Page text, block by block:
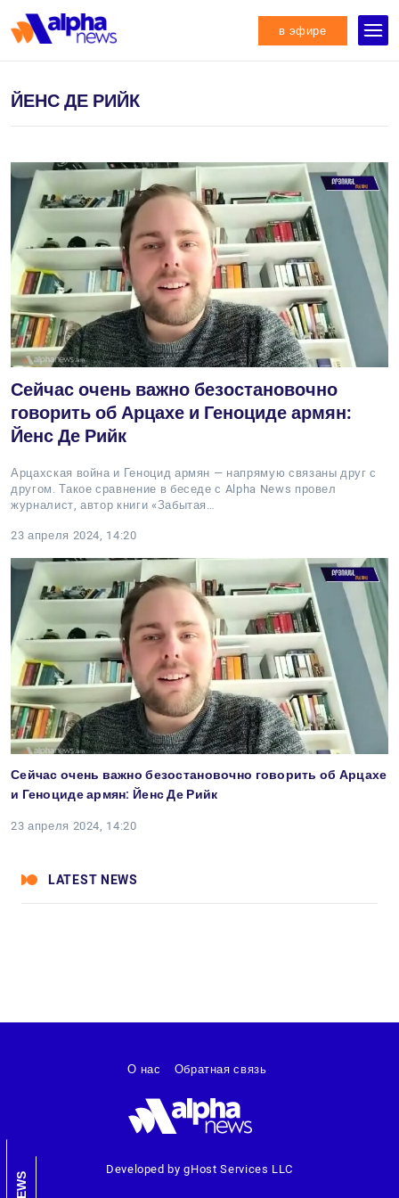
в эфире
ЙЕНС ДЕ РИЙК
Сейчас очень важно безостановочно
говорить об Арцахе и Геноциде армян:
Йенс Де Рийк
Арцахская война и Геноцид армян — напрямую связаны друг с
другом. Такое сравнение в беседе с Alpha News провел
журналист, автор книги «Забытая…
23 апреля 2024, 14:20
Сейчас очень важно безостановочно говорить об Арцахе
и Геноциде армян: Йенс Де Рийк
23 апреля 2024, 14:20
LATEST NEWS
NEWS
Developed by gHost Services LLC
О нас Обратная связь